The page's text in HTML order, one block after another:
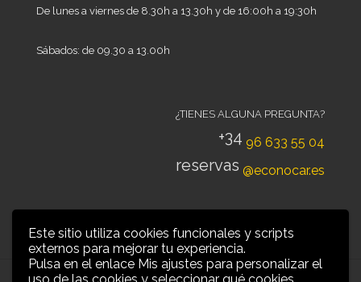
Este sitio utiliza cookies funcionales y scripts
externos para mejorar tu experiencia.
Pulsa en el enlace Mis ajustes para personalizar el
De lunes a viernes de 8.30h a 13.30h y de 16:00h a 19:30h
Sábados: de 09.30 a 13.00h
¿TIENES ALGUNA PREGUNTA?
+34 96 633 55 04
reservas @econocar.es